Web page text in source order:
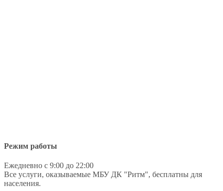
Режим работы
Ежедневно с 9:00 до 22:00
Все услуги, оказываемые МБУ ДК "Ритм", бесплатны для
населения.